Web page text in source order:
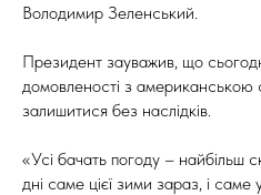
Володимир Зеленський.
Президент зауважив, що
домовленості з
залишитися без наслідків.
«Усі бачать погоду – найбільш
дні саме цієї зими зараз, і саме